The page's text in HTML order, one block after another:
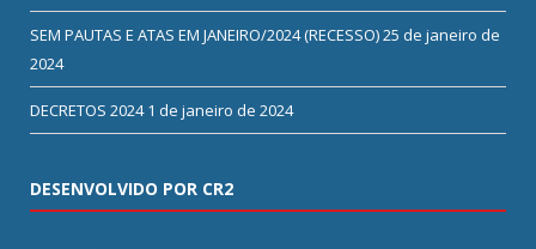
SEM PAUTAS E ATAS EM JANEIRO/2024 (RECESSO)25 de janeiro de
2024
DECRETOS 2024 1 de janeiro de 2024
DESENVOLVIDO POR CR2